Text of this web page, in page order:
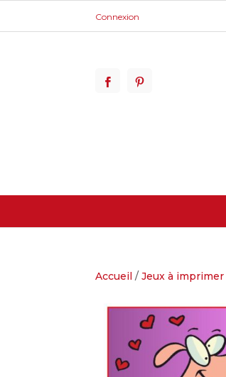
Connexion
Accueil /Jeux à imprimer